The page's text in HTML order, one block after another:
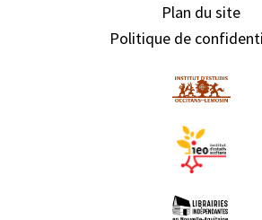
Plan du site
Politique de